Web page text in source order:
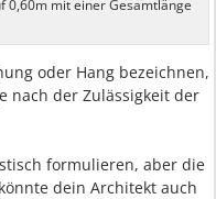
0,60m mit einer Gesamtlänge
oder Hang bezeichnen,
nach der Zulässigkeit der
formulieren, aber die
dein Architekt auch